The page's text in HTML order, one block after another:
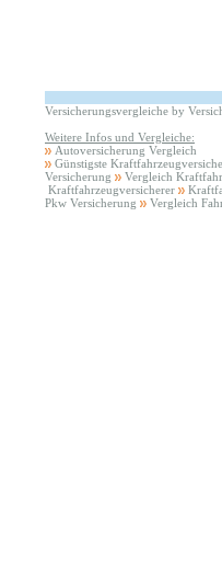
Versicherungsvergleiche by
Weitere Infos und Vergleiche:
Autoversicherung Vergleich
Günstigste
Versicherung
Vergleich
Kraftfahrzeugversicherer
Pkw Versicherung
Vergleich